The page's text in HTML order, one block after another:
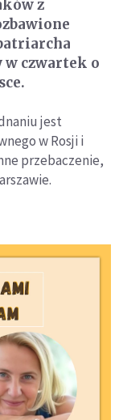
z
czwartek o
jest
w Rosji i
przebaczenie,